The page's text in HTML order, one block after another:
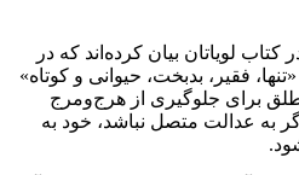
لویاتان بیان کرده‌اند که در
فقیر، بدبخت، حیوانی و کوتاه»
برای جلوگیری از هرج‌ومرج
به عدالت متصل نباشد، خود به